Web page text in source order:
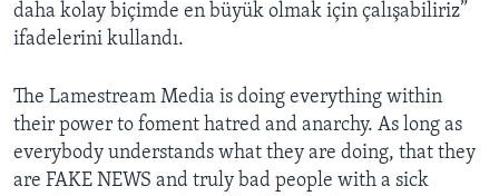
daha kolay biçimde en büyük olmak için çalışabiliriz”
ifadelerini kullandı.
The Lamestream Media is doing everything within
their power to foment hatred and anarchy. As long as
everybody understands what they are doing, that they
are FAKE NEWS and truly bad people with a sick